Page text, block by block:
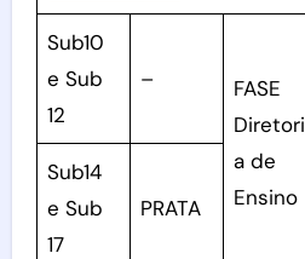
Sub10
e Sub
12
–
FASE
Diretori
a de
Ensino
Sub14
e Sub
17
PRATA